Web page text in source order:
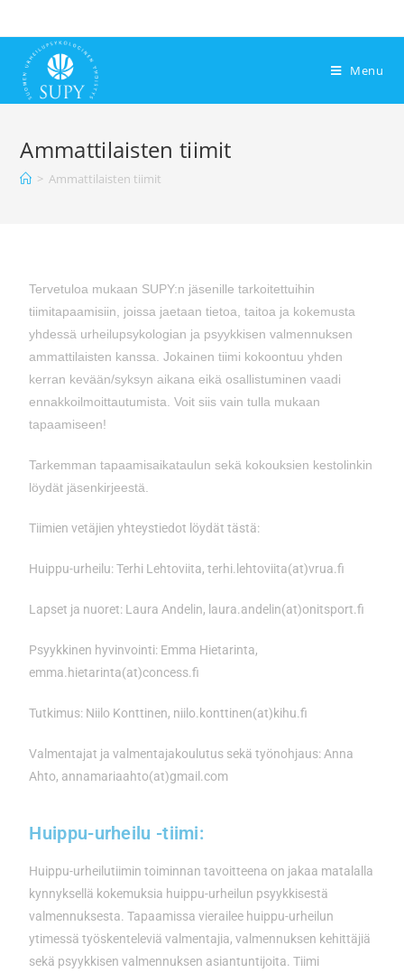
Menu
Ammattilaisten tiimit
> Ammattilaisten tiimit
Tervetuloa mukaan SUPY:n jäsenille tarkoitettuihin
tiimitapaamisiin, joissa jaetaan tietoa, taitoa ja kokemusta
yhdessä urheilupsykologian ja psyykkisen valmennuksen
ammattilaisten kanssa. Jokainen tiimi kokoontuu yhden
kerran kevään/syksyn aikana eikä osallistuminen vaadi
ennakkoilmoittautumista. Voit siis vain tulla mukaan
tapaamiseen!
Tarkemman tapaamisaikataulun sekä kokouksien kestolinkin
löydät jäsenkirjeestä.
Tiimien vetäjien yhteystiedot löydät tästä:
Huippu-urheilu: Terhi Lehtoviita, terhi.lehtoviita(at)vrua.fi
Lapset ja nuoret: Laura Andelin, laura.andelin(at)onitsport.fi
Psyykkinen hyvinvointi: Emma Hietarinta,
emma.hietarinta(at)concess.fi
Tutkimus: Niilo Konttinen, niilo.konttinen(at)kihu.fi
Valmentajat ja valmentajakoulutus sekä työnohjaus: Anna
Ahto, annamariaahto(at)gmail.com
Huippu-urheilu -tiimi:
Huippu-urheilutiimin toiminnan tavoitteena on jakaa matalalla
kynnyksellä kokemuksia huippu-urheilun psyykkisestä
valmennuksesta. Tapaamissa vierailee huippu-urheilun
ytimessä työskenteleviä valmentajia, valmennuksen kehittäjiä
sekä psyykkisen valmennuksen asiantuntijoita. Tiimi